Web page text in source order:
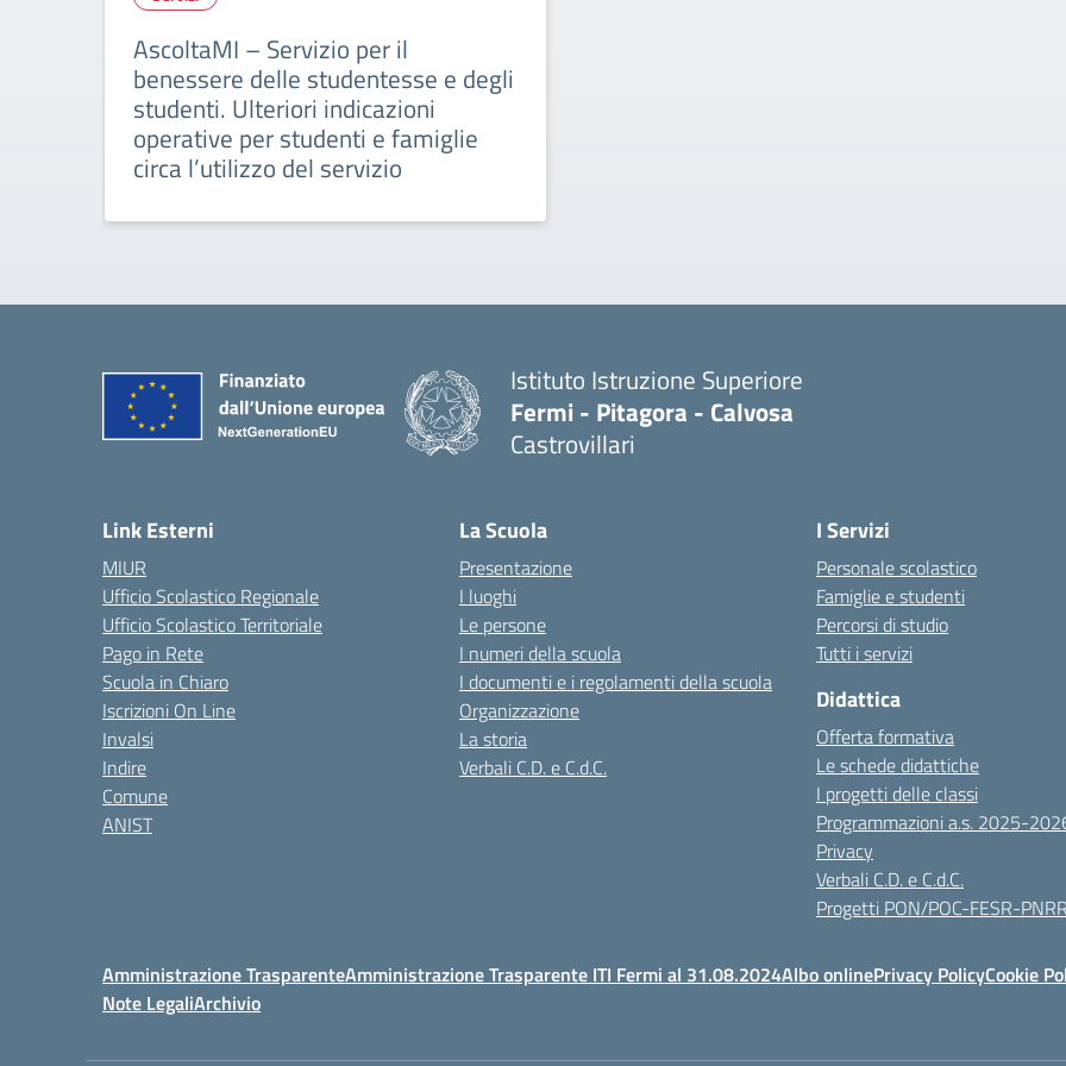
AscoltaMI – Servizio per il
benessere delle studentesse e degli
studenti. Ulteriori indicazioni
operative per studenti e famiglie
circa l’utilizzo del servizio
Istituto Istruzione Superiore
Fermi - Pitagora - Calvosa
Castrovillari
Link Esterni
MIUR
Ufficio Scolastico Regionale
Ufficio Scolastico Territoriale
Pago in Rete
Scuola in Chiaro
Iscrizioni On Line
Invalsi
Indire
Comune
ANIST
La Scuola
Presentazione
I luoghi
Le persone
I numeri della scuola
I documenti e i regolamenti della scuola
Organizzazione
La storia
Verbali C.D. e C.d.C.
I Servizi
Personale scolastico
Famiglie e studenti
Percorsi di studio
Tutti i servizi
Didattica
Offerta formativa
Le schede didattiche
I progetti delle classi
Programmazioni a.s. 2025-
Privacy
Verbali C.D. e C.d.C.
Progetti PON/POC-FESR-PNRR
Amministrazione TrasparenteAmministrazione Trasparente ITI Fermi al 31.08.2024Albo onlinePrivacy PolicyCookie
Note LegaliArchivio